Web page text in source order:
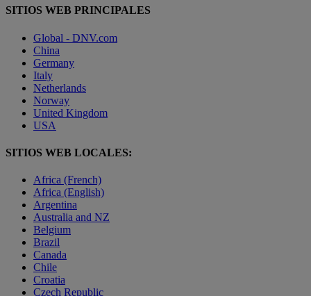
SITIOS WEB PRINCIPALES
Global - DNV.com
China
Germany
Italy
Netherlands
Norway
United Kingdom
USA
SITIOS WEB LOCALES:
Africa (French)
Africa (English)
Argentina
Australia and NZ
Belgium
Brazil
Canada
Chile
Croatia
Czech Republic